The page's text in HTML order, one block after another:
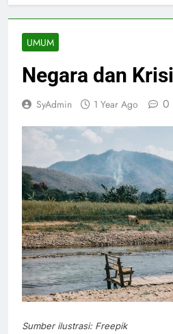
UMUM
Negara dan
SyAdmin 1 Year Ago 0
Sumber ilustrasi: Freepik